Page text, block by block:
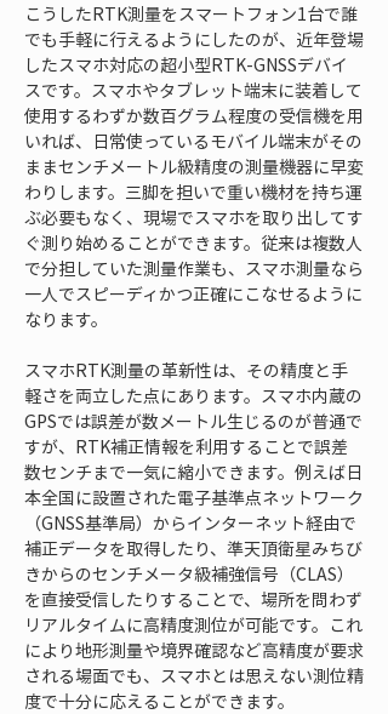
こうしたRTK測量をスマートフォン1台で誰
でも手軽に行えるようにしたのが、近年登場
したスマホ対応の超小型RTK-GNSSデバイ
スです。スマホやタブレット端末に装着して
使用するわずか数百グラム程度の受信機を用
いれば、日常使っているモバイル端末がその
ままセンチメートル級精度の測量機器に早変
わりします。三脚を担いで重い機材を持ち運
ぶ必要もなく、現場でスマホを取り出してす
ぐ測り始めることができます。従来は複数人
で分担していた測量作業も、スマホ測量なら
一人でスピーディかつ正確にこなせるように
なります。
スマホRTK測量の革新性は、その精度と手
軽さを両立した点にあります。スマホ内蔵の
GPSでは誤差が数メートル生じるのが普通で
すが、RTK補正情報を利用することで誤差
数センチまで一気に縮小できます。例えば日
本全国に設置された電子基準点ネットワーク
（GNSS基準局）からインターネット経由で
補正データを取得したり、準天頂衛星みちび
きからのセンチメータ級補強信号（CLAS）
を直接受信したりすることで、場所を問わず
リアルタイムに高精度測位が可能です。これ
により地形測量や境界確認など高精度が要求
される場面でも、スマホとは思えない測位精
度で十分に応えることができます。